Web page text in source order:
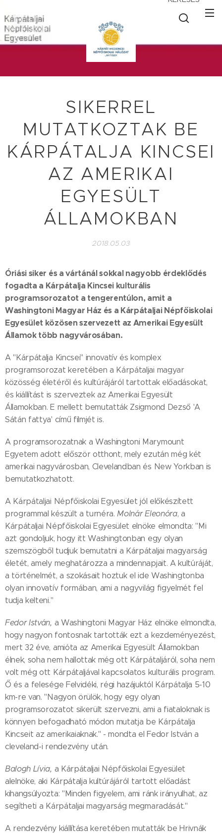
SIKERREL
MUTATKOZTAK BE
KÁRPÁTALJA KINCSEI
AZ AMERIKAI
EGYESÜLT
ÁLLAMOKBAN
2018.05.03
Óriási siker és a vártánál sokkal nagyobb érdeklődés
fogadta a Kárpátalja Kincsei kulturális
programsorozatot a tengerentúlon, amit a
Washingtoni Magyar Ház és a Kárpátaljai Népfőiskolai
Egyesület közösen szervezett az Amerikai Egyesült
Államok több nagyvárosában.
A "Kárpátalja Kincsei" innovatív és komplex
programsorozat keretében a Kárpátaljai magyar
közösség életéről és kultúrájáról tartottak előadásokat,
és kiállítást is szerveztek az Amerikai Egyesült
Államokban. E mellett bemutatták Zsigmond Dezső 'A
Sátán fattya' című filmjét is.
A programsorozatnak a Washingtoni Marymount
Egyetem adott először otthont, mely ezután még két
amerikai nagyvárosban, Clevelandban és New Yorkban is
bemutatkozhatott.
A Kárpátaljai Népfőiskolai Egyesület jól előkészített
programmal készült a turnéra.Molnár Eleonóra, a
Kárpátaljai Népfőiskolai Egyesület elnöke elmondta: "Mi
azt gondoljuk, hogy itt Washingtonban egy olyan
szemszögből tudjuk bemutatni a Kárpátaljai magyarság
életét, amely meghatározza a mindennapjait. A kultúráját,
a történelmét, a szokásait hoztuk el ide Washingtonba
olyan innovatív formában, ami a nagyvilág figyelmét fel
tudja kelteni."
Fedor István, a Washingtoni Magyar Ház elnöke elmondta,
hogy nagyon fontosnak tartották ezt a kezdeményezést,
mert 32 éve, amióta az Amerikai Egyesült Államokban
élnek, soha nem hallottak még ott Kárpátaljáról, soha nem
volt még ott Kárpátaljával kapcsolatos kulturális program.
Ő és a felesége Felvidéki, régi hazájuktól Kárpátalja 5-10
km-re van. "Nagyon örülök, hogy egy olyan
programsorozatot sikerült szervezni, ami a fiataloknak is
könnyen befogadható módon mutatja be Kárpátalja
Kincseit az amerikaiaknak." - mondta el Fedor István a
cleveland-i rendezvény után.
Balogh Lívia, a Kárpátaljai Népfőiskolai Egyesület
alelnöke, aki Kárpátalja kultúrájáról tartott előadást
kihangsúlyozta: "Minden figyelem, ami ránk irányulhat, az
segítheti a Kárpátaljai magyarság megmaradását."
A rendezvény kiállítása keretében mutatták be Hrivnák